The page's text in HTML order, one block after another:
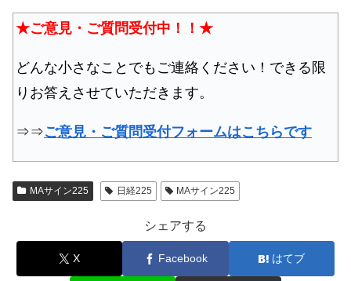
★ご意見・ご質問受付中！！★
どんな小さなことでもご連絡ください！できる限
りお答えさせていただきます。
⇒⇒ご意見・ご質問受付フォームはこちらです
MAサイン225 日経225 MAサイン225
シェアする
X Facebook はてブ